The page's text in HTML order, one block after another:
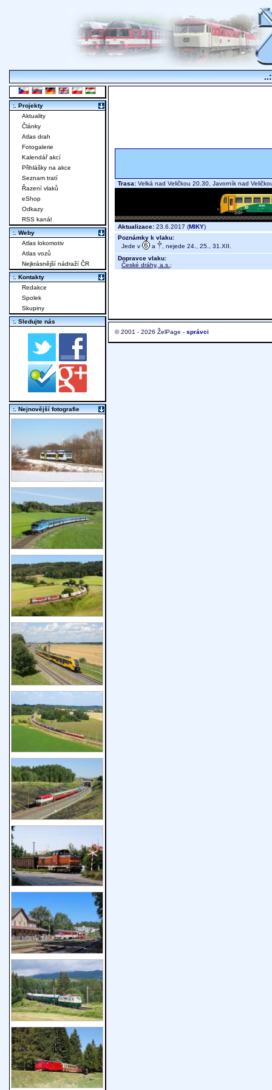
Trasa: Velká nad Veličkou 20.30, Javorník nad
Aktualizace: 23.6.2017 (MIKY)
Poznámky k vlaku:
Jede v
a
, nejede 24., 25., 31.XII.
Dopravce vlaku:
České dráhy, a.s. ;
© 2001 - 2026 ŽelPage - správci
:. Projekty
Aktuality
Články
Atlas drah
Fotogalerie
Kalendář akcí
Přihlášky na akce
Seznam tratí
Řazení vlaků
eShop
Odkazy
RSS kanál
:. Weby
Atlas lokomotiv
Atlas vozů
Nejkrásnější nádraží ČR
:. Kontakty
Redakce
Spolek
Skupiny
:. Sledujte nás
:. Nejnovější fotografie